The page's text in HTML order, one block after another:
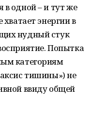
одной – и тут же
энергии в
нудный стук
Попытка
категориям
тишины») не
ввиду общей